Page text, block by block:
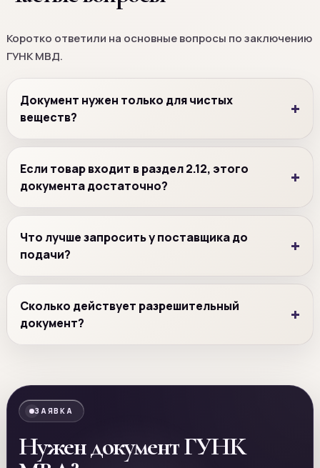
Коротко ответили на основные вопросы по заключению
ГУНК МВД.
Документ нужен только для чистых
веществ?
Если товар входит в раздел 2.12, этого
документа достаточно?
Что лучше запросить у поставщика до
подачи?
Сколько действует разрешительный
документ?
ЗАЯВКА
Нужен документ ГУНК